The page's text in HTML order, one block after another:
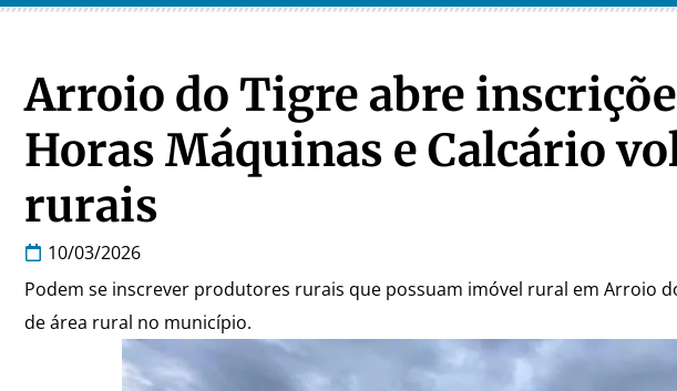
Arroio do Tigre abre
Horas Máquinas e Calcário
rurais
10/03/2026
Podem se inscrever produtores rurais que possuam imóvel rural em Arroio
de área rural no município.